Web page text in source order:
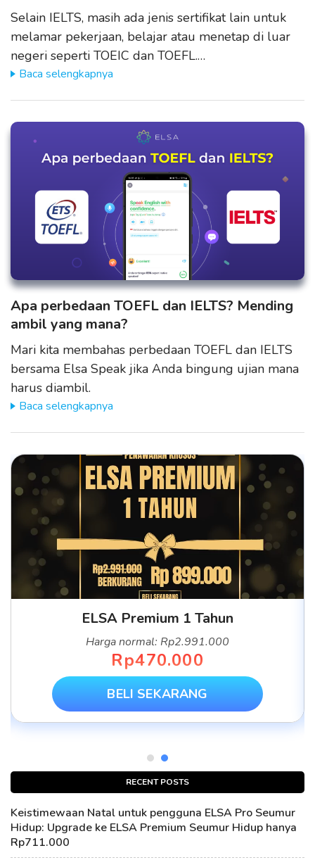
Selain IELTS, masih ada jenis sertifikat lain untuk
melamar pekerjaan, belajar atau menetap di luar
negeri seperti TOEIC dan TOEFL.…
Baca selengkapnya
Apa perbedaan TOEFL dan IELTS? Mending
ambil yang mana?
Mari kita membahas perbedaan TOEFL dan IELTS
bersama Elsa Speak jika Anda bingung ujian mana
harus diambil.
Baca selengkapnya
RECENT POSTS
Keistimewaan Natal untuk pengguna ELSA Pro Seumur
Hidup: Upgrade ke ELSA Premium Seumur Hidup hanya
Rp711.000
ELSA Premium 1 Tahun
Harga normal: Rp2.991.000
Rp470.000
BELI SEKARANG